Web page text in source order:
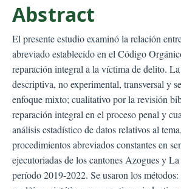
Abstract
El presente estudio examinó la relación
abreviado establecido en el Código
reparación integral a la víctima de delito.
descriptiva, no experimental, transversal y
enfoque mixto; cualitativo por la revisión
reparación integral en el proceso penal y
análisis estadístico de datos relativos al
procedimientos abreviados constantes en
ejecutoriadas de los cantones Azogues y
período 2019-2022. Se usaron los